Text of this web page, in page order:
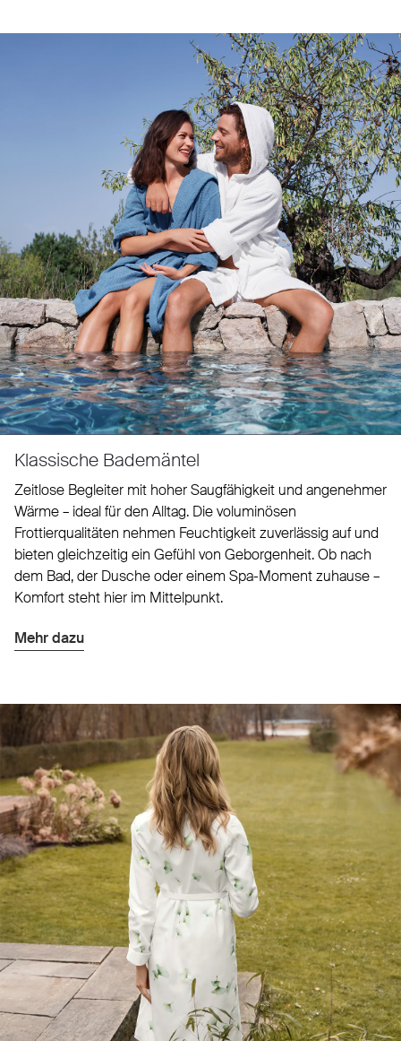
Klassische Bademäntel
Zeitlose Begleiter mit hoher Saugfähigkeit und angenehmer
Wärme – ideal für den Alltag. Die voluminösen
Frottierqualitäten nehmen Feuchtigkeit zuverlässig auf und
bieten gleichzeitig ein Gefühl von Geborgenheit. Ob nach
dem Bad, der Dusche oder einem Spa-Moment zuhause –
Komfort steht hier im Mittelpunkt.
Mehr dazu